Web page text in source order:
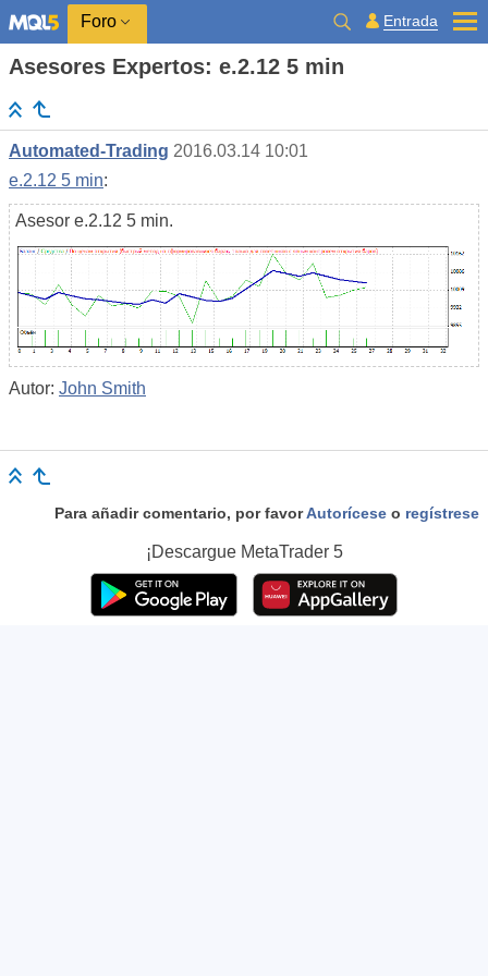
Foro Entrada
Asesores Expertos: e.2.12 5 min
Automated-Trading 2016.03.14 10:01
e.2.12 5 min:
Asesor e.2.12 5 min.
Autor: John Smith
Para añadir comentario, por favorAutorícese o regístrese
¡Descargue MetaTrader 5